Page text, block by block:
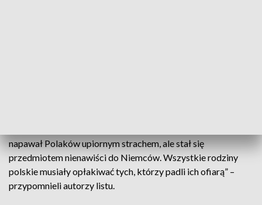
napawał Polaków upiornym strachem, ale stał się
przedmiotem nienawiści do Niemców. Wszystkie rodziny
polskie musiały opłakiwać tych, którzy padli ich ofiarą” –
przypomnieli autorzy listu.